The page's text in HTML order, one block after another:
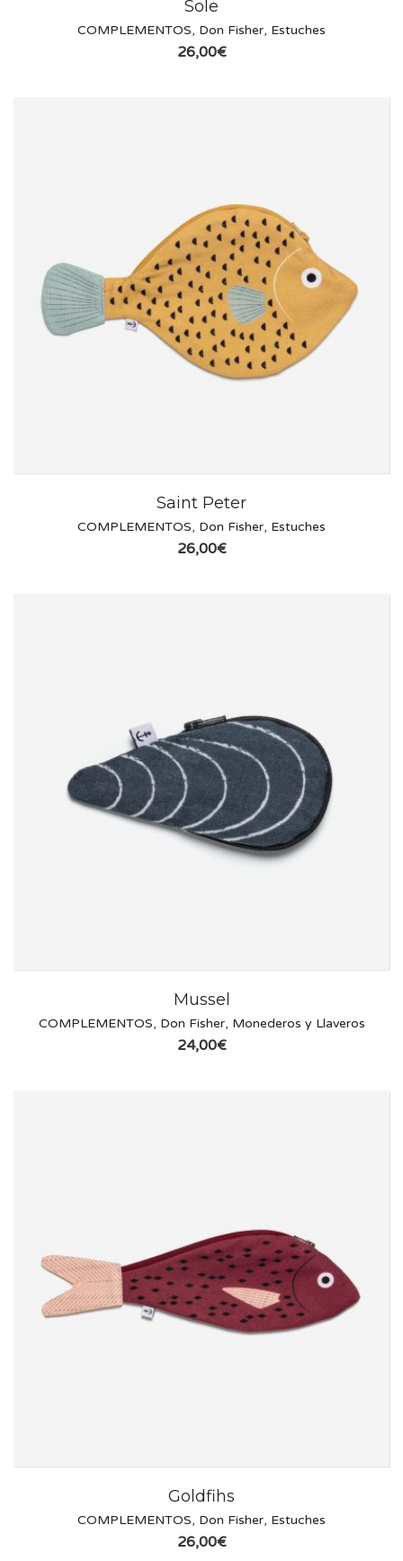
Sole
COMPLEMENTOS, Don Fisher, Estuches
26,00€
Saint Peter
COMPLEMENTOS, Don Fisher, Estuches
26,00€
Mussel
COMPLEMENTOS, Don Fisher, Monederos y Llaveros
24,00€
Goldfihs
COMPLEMENTOS, Don Fisher, Estuches
26,00€